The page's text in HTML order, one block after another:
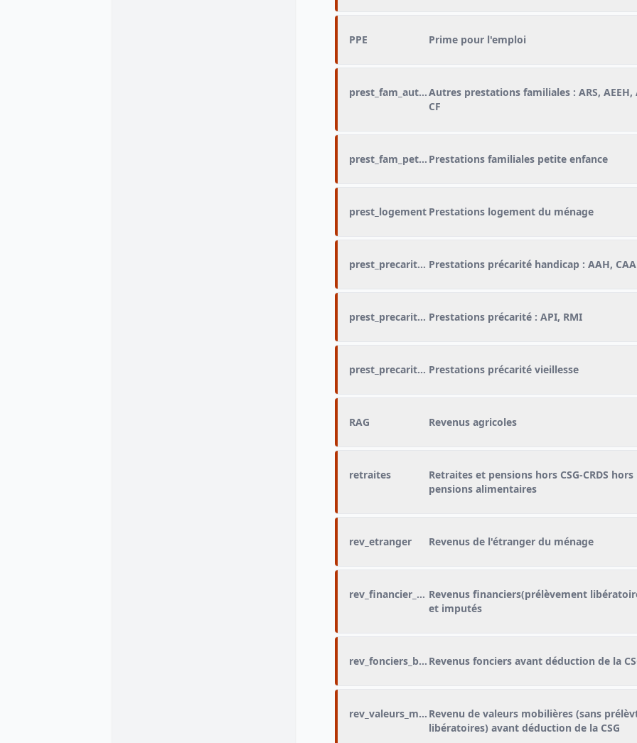
PPE Prime pour l'emploi
prest_fam_autresAutres prestations familiales : ARS, AEEH,
CF
prest_fam_petite_enfancePrestations familiales petite enfance
prest_logement Prestations logement du ménage
prest_precarite_handPrestations précarité handicap : AAH,
prest_precarite_RMIPrestations précarité : API, RMI
prest_precarite_vieilPrestations précarité vieillesse
RAG Revenus agricoles
retraites
Retraites et pensions hors CSG-CRDS hors
pensions alimentaires
rev_etranger Revenus de l'étranger du ménage
rev_financier_prelev_lib_imputesRevenus financiers(prélèvement
et imputés
rev_fonciers_brutsRevenus fonciers avant déduction de la
rev_valeurs_mobilieres_brutsRevenu de valeurs mobilières (sans
libératoires) avant déduction de la CSG